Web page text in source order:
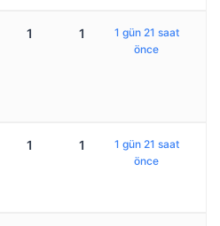
1 1
1 gün 21 saat
önce
1 1
1 gün 21 saat
önce